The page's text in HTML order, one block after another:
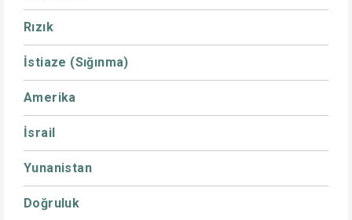
Rızık
İstiaze (Sığınma)
Amerika
İsrail
Yunanistan
Doğruluk